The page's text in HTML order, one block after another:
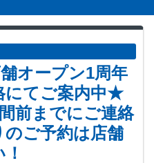
オープン1周年
にてご案内中★
前までにご連絡
のご予約は店舗